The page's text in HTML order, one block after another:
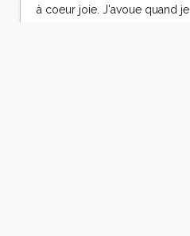
à coeur joie. J'avoue quand je